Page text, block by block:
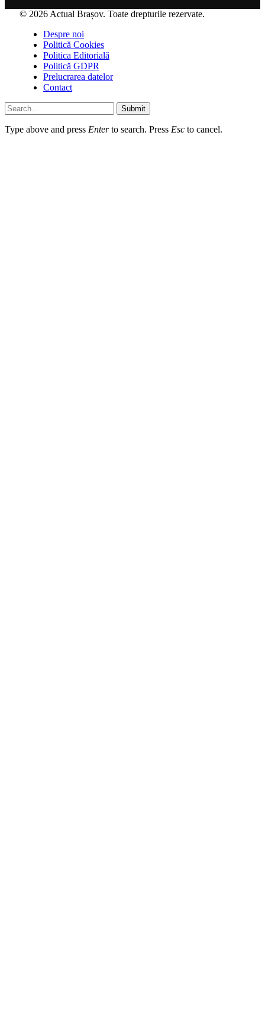
© 2026 Actual Brașov. Toate drepturile rezervate.
Despre noi
Politică Cookies
Politica Editorială
Politică GDPR
Prelucrarea datelor
Contact
Submit
Type above and press Enterto search. Press Esc to cancel.